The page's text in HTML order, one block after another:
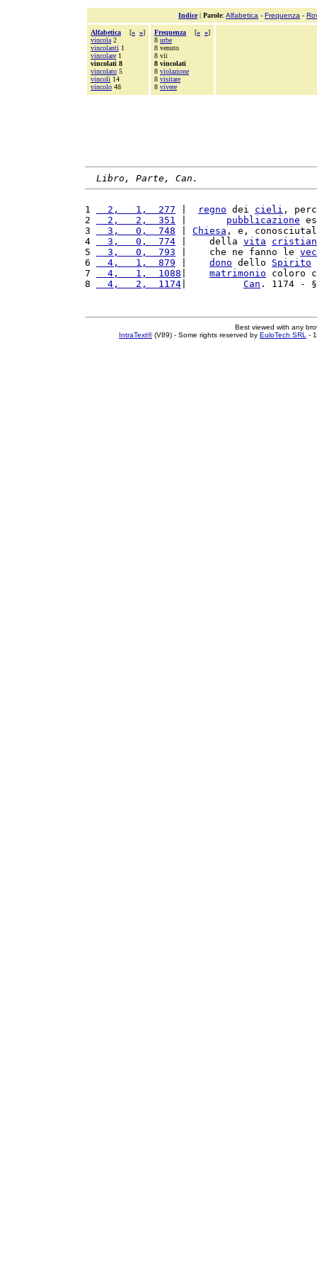
Indice| Parole: Alfabetica - Frequenza -
Alfabetica [« »]
vincola 2
vincolanti 1
vincolare 1
vincolati 8
vincolato 5
vincoli 14
vincolo 48
Frequenza [« »]
8 urbe
8 venuto
8 vii
8 vincolati
8 violazione
8 visitare
8 vivere
Libro, Parte, Can.
1
  2,   1,  277
regno dei cieli ,
2
  2,   2,  351
pubblicazione
3
  3,   0,  748
Chiesa , e,
4
  3,   0,  774
|    della vita
5
  3,   0,  793
|    che ne fanno le
6
  4,   1,  879
dono dello Spirito
7
  4,   1,  1088
matrimonio coloro
8
  4,   2,  1174
Can . 1174 -
Best viewed with any
IntraText®(V89) - Some rights reserved by EuloTech SRL -